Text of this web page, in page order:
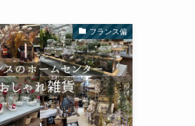
フランス偏